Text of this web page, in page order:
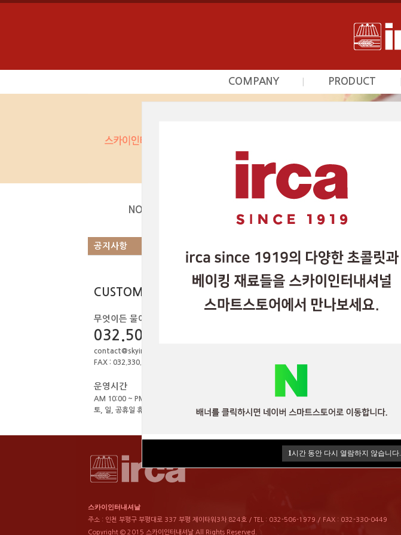
1시간 동안 다시 열람하지 않습니다.
COMPANY
회사소개
PRODUCT
초콜릿
베이커리믹스
NOTICE
공지사항
CUSTOMER
무엇이든 물어보세요.
032.506.1979
contact@skyint.co.kr
FAX : 032.330.0449
운영시간
AM 10:00 ~ PM 18:00
토, 일, 공휴일 휴무
스카이 인터내셔날 공지사항이 보여집니다.
스카이인터내셔날
주소 : 인천 부평구 부평대로 337 부평 제이타워3차 824호 / TEL : 032-506-1979 / FAX : 032-330-0449
Copyright © 2015 스카이인터내셔날 All Rights Reserved.